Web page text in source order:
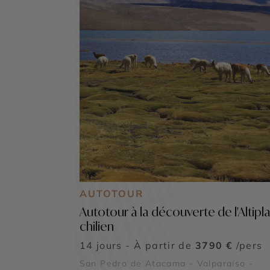
AUTOTOUR
Autotour à la découverte de
chilien
14 jours - À partir de 3790 € /pers
San Pedro de Atacama - Valparaíso -